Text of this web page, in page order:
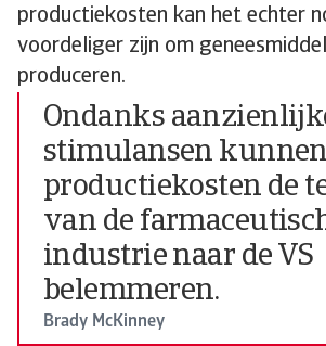
productiekosten kan het echter
voordeliger zijn om
produceren.
Ondanks
stimulansen
productiekosten de
van de
industrie naar de VS
belemmeren.
Brady McKinney